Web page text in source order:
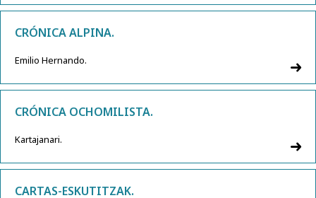
CRÓNICA ALPINA.
Emilio Hernando.
CRÓNICA OCHOMILISTA.
Kartajanari.
CARTAS-ESKUTITZAK.